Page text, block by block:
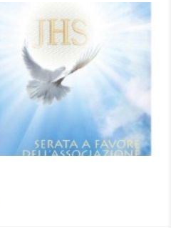
TE…
creato
un
canto
diverrà